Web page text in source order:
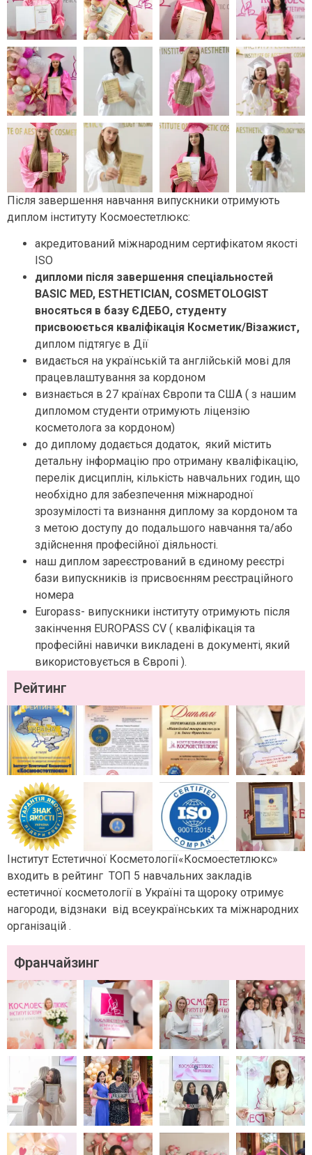
Після завершення навчання випускники отримують
диплом інституту Космоестетлюкс:
акредитований міжнародним сертифікатом якості
ISO
дипломи після завершення спеціальностей
BASIC MED, ESTHETICIAN, COSMETOLOGIST
вносяться в базу ЄДЕБО, студенту
присвоюється кваліфікація Косметик/Візажист,
диплом підтягує в Дії
видається на українській та англійській мові для
працевлаштування за кордоном
визнається в 27 країнах Європи та США ( з нашим
дипломом студенти отримують ліцензію
косметолога за кордоном)
до диплому додається додаток, який містить
детальну інформацію про отриману кваліфікацію,
перелік дисциплін, кількість навчальних годин, що
необхідно для забезпечення міжнародної
зрозумілості та визнання диплому за кордоном та
з метою доступу до подальшого навчання та/або
здійснення професійної діяльності.
наш диплом зареєстрований в єдиному реєстрі
бази випускників із присвоєнням реєстраційного
номера
Europass- випускники інституту отримують після
закінчення EUROPASS CV ( кваліфікація та
професійні навички викладені в документі, який
використовується в Європі ).
Рейтинг
Інститут Естетичної Косметології«Космоестетлюкс»
входить в рейтинг ТОП 5 навчальних закладів
естетичної косметології в Україні та щороку отримує
нагороди, відзнаки від всеукраїнських та міжнародних
організацій .
Франчайзинг